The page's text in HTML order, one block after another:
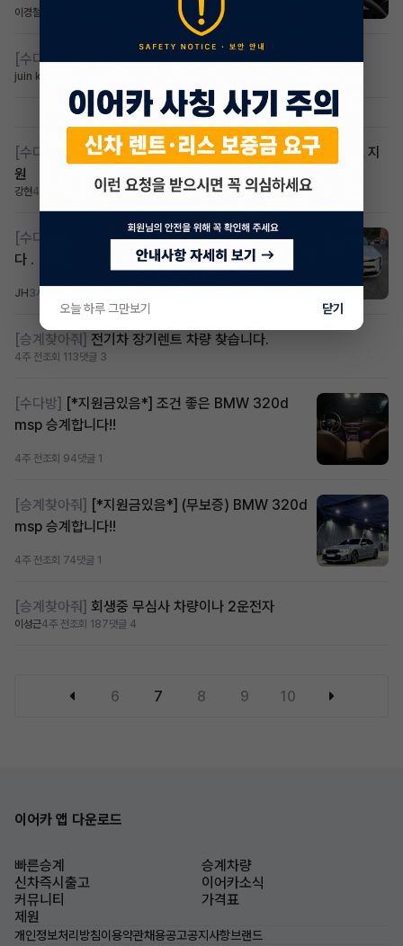
이경철
[수다방] 스타렉스,구형카니발 구해요
juin kin
[수다방]
쏘나타 디 엣지 무보증 무심사 승계지원금 첫달렌트료 지
원
강현4주 전 댓글 0
[수다방]
다 .
JH 3시간 전
[승계찾아줘] 전기차 장기렌트 차량 찾습니다.
4주 전조회 113댓글 3
[수다방] [*지원금있음*] 조건 좋은 BMW 320d
msp 승계합니다!!
4주 전조회 94댓글 1
[승계찾아줘] [*지원금있음*] (무보증) BMW 320d
msp 승계합니다!!
4주 전조회 74댓글 1
[승계찾아줘] 회생중 무심사 차량이나 2운전자
이성근4주 전조회 187댓글 4
6 7 8 9 10
이어카 앱 다운로드
빠른승계
승계차량
신차즉시출고
이어카소식
커뮤니티
가격표
제원
개인정보처리방침이용약관채용공고공지사항브랜드
오늘 하루 그만보기 닫기